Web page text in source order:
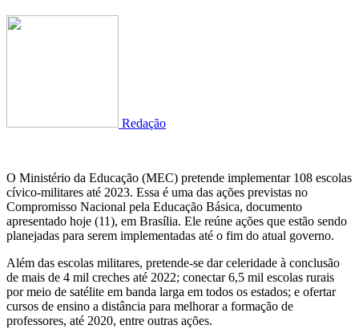
Redação
O Ministério da Educação (MEC) pretende implementar 108 escolas
cívico-militares até 2023. Essa é uma das ações previstas no
Compromisso Nacional pela Educação Básica, documento
apresentado hoje (11), em Brasília. Ele reúne ações que estão sendo
planejadas para serem implementadas até o fim do atual governo.
Além das escolas militares, pretende-se dar celeridade à conclusão
de mais de 4 mil creches até 2022; conectar 6,5 mil escolas rurais
por meio de satélite em banda larga em todos os estados; e ofertar
cursos de ensino a distância para melhorar a formação de
professores, até 2020, entre outras ações.